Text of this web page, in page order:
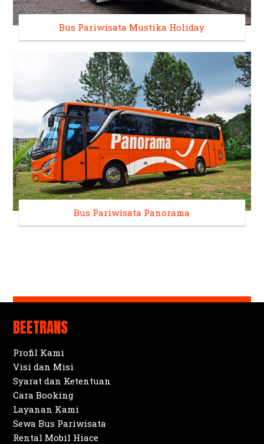
Bus Pariwisata Mustika Holiday
Bus Pariwisata Panorama
BEETRANS
Profil Kami
Visi dan Misi
Syarat dan Ketentuan
Cara Booking
Layanan Kami
Sewa Bus Pariwisata
Rental Mobil Hiace